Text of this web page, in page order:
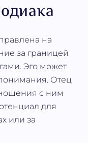
на
за границей
Эго может
Отец
с ним
для
или за